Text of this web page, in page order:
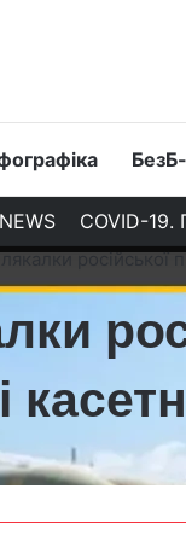
COVID-19.
російської